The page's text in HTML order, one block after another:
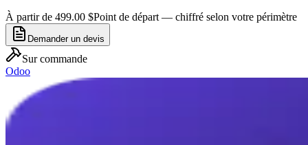
À partir de 499.00 $Point de départ — chiffré selon votre périmètre
Demander un devis
Sur commande
Odoo